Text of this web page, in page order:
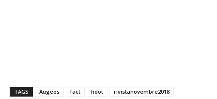
TAGS Augeos fact hoot
rivistanovembre2018